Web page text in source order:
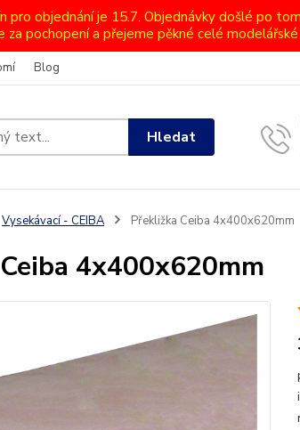
pro objednání je 15.7. Objednávky došlé po
za pochopení a přejeme pěkné celé
Blog
Hledat
Vysekávací - CEIBA Překližka Ceiba 4x400x620mm
4x400x620mm